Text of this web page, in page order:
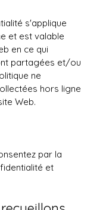
s'applique
et est valable
en ce qui
partagées et/ou
ne
hors ligne
Web.
par la
et